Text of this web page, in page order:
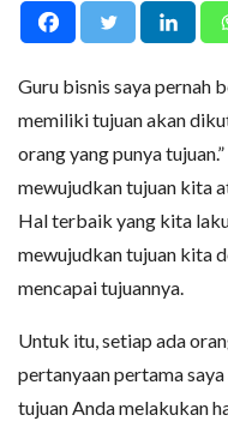
Guru bisnis saya pernah
memiliki tujuan akan
orang yang punya
mewujudkan tujuan kita
Hal terbaik yang kita
mewujudkan tujuan kita
mencapai tujuannya.
Untuk itu, setiap ada
pertanyaan pertama
tujuan Anda melakukan